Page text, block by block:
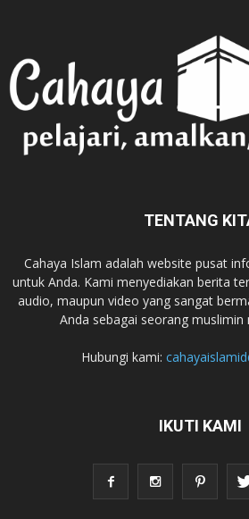
TENTANG
Cahaya Islam adalah website pusat
untuk Anda. Kami menyediakan berita
audio, maupun video yang sangat
Anda sebagai seorang muslimin
Hubungi kami:
IKUTI KAMI